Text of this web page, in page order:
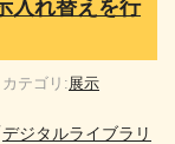
入れ替えを行
カテゴリ:展示
デジタルライブラリ